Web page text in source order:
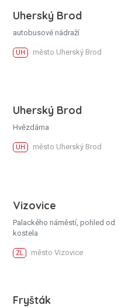
Uherský Brod
autobusové nádraží
UH město Uherský Brod
Uherský Brod
Hvězdárna
UH město Uherský Brod
Vizovice
Palackého náměstí, pohled od
kostela
ZL město Vizovice
Fryšták